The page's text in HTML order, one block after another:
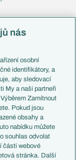
nás
osobní
identifikátory, a
aby sledovací
My a naši partneři
Zamítnout
Pokud jsou
obsahy a
nabídku můžete
souhlas odvolat
části webové
stránka. Další